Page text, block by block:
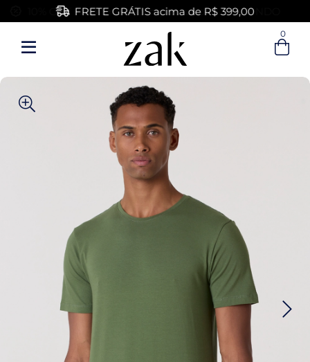
Entre com email ou cpf/cnpj
Criar nova conta
FRETE GRÁTIS acima de R$ 399,00
0